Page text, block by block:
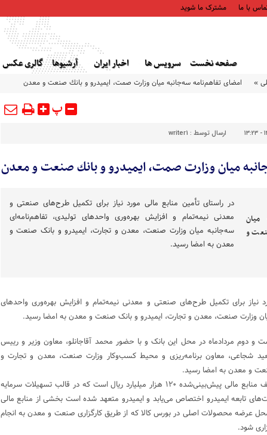
با ما مشترک ما شوید
صفحه نخست سرویس ها اخبار ایران آرشیوها گالری عکس
» امضای تفاهم‌نامه سه‌جانبه میان وزارت صمت، ایمیدرو و بانك صنعت و معدن
پ
ارسال توسط : writer1
میان وزارت صمت، ایمیدرو و بانك صنعت و معدن
در راستای تأمین منابع مالی مورد نیاز برای تکمیل طرح‌های صنعتی و
معدنی نیمه‌تمام و افزایش بهره‌وری واحدهای تولیدی، تفاهم‌نامه‌ای
سه‌جانبه میان وزارت صنعت، معدن و تجارت، ایمیدرو و بانک صنعت و
معدن به امضا رسید.
نیاز برای تکمیل طرح‌های صنعتی و معدنی نیمه‌تمام و افزایش بهره‌وری واحدهای
وزارت صنعت، معدن و تجارت، ایمیدرو و بانک صنعت و معدن به امضا رسید.
و دوم مردادماه در محل این بانک و با حضور محمد آقاجانلو، معاون وزیر و رییس
شجاعی، معاون برنامه‌ریزی و محیط کسب‌وکار وزارت صنعت، معدن و تجارت و
و معدن به امضا رسید.
براساس مفاد این تفاهم‌نامه، سقف منابع مالی پیش‌بینی‌شده ۱۲۰ هزار میلیارد ریال است که در قالب تسهیلات سرمایه
تابعه ایمیدرو اختصاص می‌یابد و ایمیدرو متعهد شده است بخشی از منابع مالی
عرضه محصولات اصلی در بورس کالا که از طریق کارگزاری صنعت و معدن به انجام
شود.